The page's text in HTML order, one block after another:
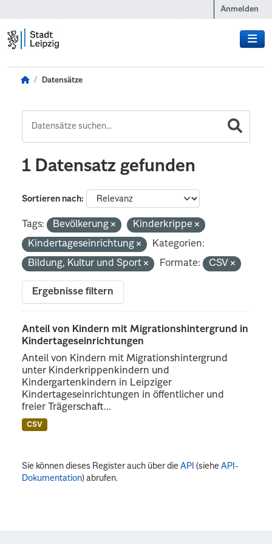
Anmelden
Datensätze
1 Datensatz gefunden
Sortieren nach
Tags: Bevölkerung
Kinderkrippe
Kindertageseinrichtung
Kategorien:
Bildung, Kultur und Sport
Formate: CSV
Ergebnisse filtern
Anteil von Kindern mit Migrationshintergrund in
Kindertageseinrichtungen
Anteil von Kindern mit Migrationshintergrund
unter Kinderkrippenkindern und
Kindergartenkindern in Leipziger
Kindertageseinrichtungen in öffentlicher und
freier Trägerschaft...
CSV
Sie können dieses Register auch über dieAPI (sieheAPI-
Dokumentation) abrufen.